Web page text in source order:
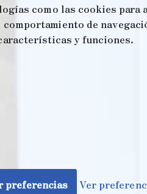
como las cookies
de
y funciones.
preferencias
Ver